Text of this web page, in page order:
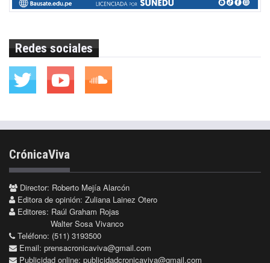
Redes sociales
CrónicaViva
Director: Roberto Mejía Alarcón
Editora de opinión: Zuliana Lainez Otero
Editores: Raúl Graham Rojas
Walter Sosa Vivanco
Teléfono: (511) 3193500
Email: prensacronicaviva@gmail.com
Publicidad online: publicidadcronicaviva@gmail.com